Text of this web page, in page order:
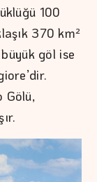
100
370 km²
göl ise
Gölü,